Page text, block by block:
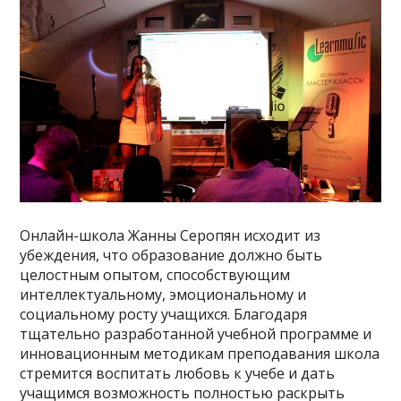
Онлайн-школа Жанны Серопян исходит из
убеждения, что образование должно быть
целостным опытом, способствующим
интеллектуальному, эмоциональному и
социальному росту учащихся. Благодаря
тщательно разработанной учебной программе и
инновационным методикам преподавания школа
стремится воспитать любовь к учебе и дать
учащимся возможность полностью раскрыть